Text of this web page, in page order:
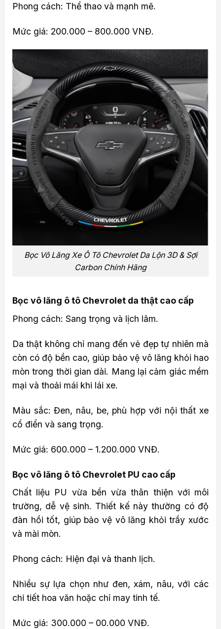
Phong cách: Thể thao và mạnh mẽ.
Mức giá: 200.000 – 800.000 VNĐ.
Bọc Vô Lăng Xe Ô Tô Chevrolet Da Lộn 3D & Sợi
Carbon Chính Hãng
Bọc vô lăng ô tô Chevrolet da thật cao cấp
Phong cách: Sang trọng và lịch lãm.
Da thật không chỉ mang đến vẻ đẹp tự nhiên mà
còn có độ bền cao, giúp bảo vệ vô lăng khỏi hao
mòn trong thời gian dài. Mang lại cảm giác mềm
mại và thoải mái khi lái xe.
Màu sắc: Đen, nâu, be, phù hợp với nội thất xe
cổ điển và sang trọng.
Mức giá: 600.000 – 1.200.000 VNĐ.
Bọc vô lăng ô tô Chevrolet PU cao cấp
Chất liệu PU vừa bền vừa thân thiện với môi
trường, dễ vệ sinh. Thiết kế này thường có độ
đàn hồi tốt, giúp bảo vệ vô lăng khỏi trầy xước
và mài mòn.
Phong cách: Hiện đại và thanh lịch.
Nhiều sự lựa chọn như đen, xám, nâu, với các
chi tiết hoa văn hoặc chỉ may tinh tế.
Mức giá: 300.000 – 00.000 VNĐ.